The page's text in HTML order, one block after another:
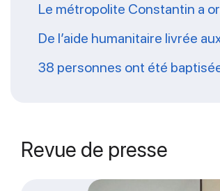
Le métropolite Constantin a
De l’aide humanitaire livrée
38 personnes ont été
Revue de presse